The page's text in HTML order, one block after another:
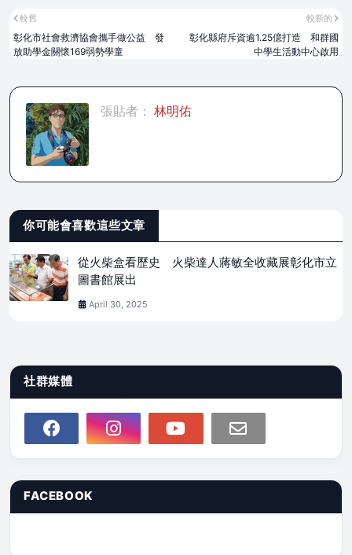
較新的
彰化縣府斥資逾1.25億打造 和群國
中學生活動中心啟用
較舊
彰化市社會救濟協會攜手做公益 發
放助學金關懷169弱勢學童
張貼者： 林明佑
你可能會喜歡這些文章
從火柴盒看歷史 火柴達人蔣敏全收藏展彰化市立
圖書館展出
April 30, 2025
社群媒體
FACEBOOK